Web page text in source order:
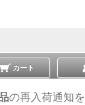
カート
:スマートフォン|
の再入荷通知を